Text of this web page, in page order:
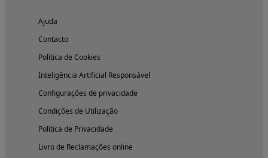
Ajuda
Contacto
Política de Cookies
Inteligência Artificial Responsável
Configurações de privacidade
Condições de Utilização
Política de Privacidade
Livro de Reclamações online